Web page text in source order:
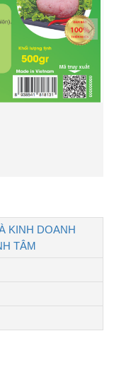
KINH DOANH
TÂM